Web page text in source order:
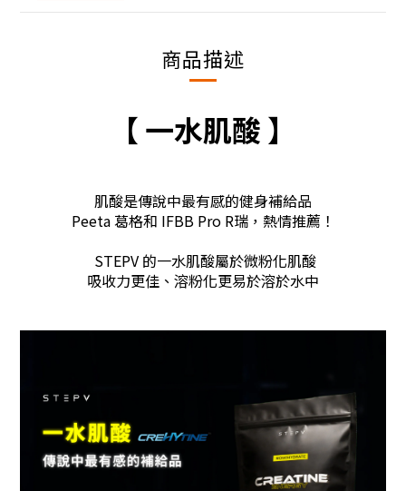
商品描述
【 一水肌酸 】
肌酸是傳說中最有感的健身補給品
Peeta 葛格和 IFBB Pro R瑞，熱情推薦！
STEPV 的一水肌酸屬於微粉化肌酸
吸收力更佳、溶粉化更易於溶於水中